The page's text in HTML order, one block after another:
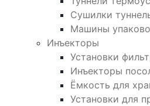
Сушилки
Машины
Инъекторы
Установки
Инъекторы
Ёмкость для
Установки для